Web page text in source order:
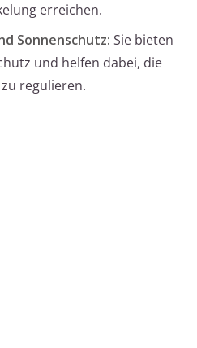
erreichen.
Sonnenschutz: Sie bieten
und helfen dabei, die
regulieren.